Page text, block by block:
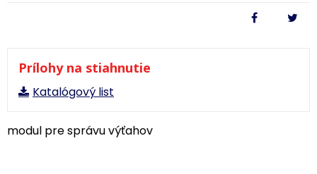
Prílohy na stiahnutie
Katalógový list
modul pre správu výťahov